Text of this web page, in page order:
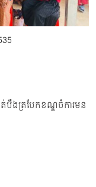
ងត្របែកខណ្ឌចំការមន